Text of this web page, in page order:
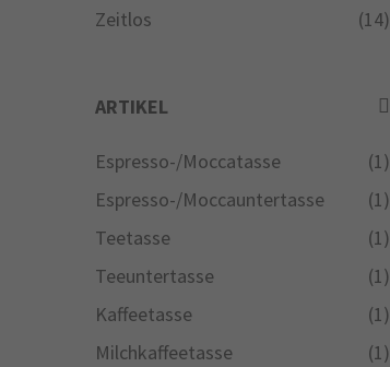
Zeitlos (14)
ARTIKEL
Espresso-/Moccatasse
(1)
Espresso-/Moccauntertasse
(1)
Teetasse
(1)
Teeuntertasse
(1)
Kaffeetasse
(1)
Milchkaffeetasse
(1)